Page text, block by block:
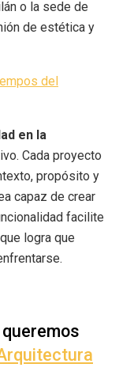
o la sede de
de estética y
del
en la
Cada proyecto
propósito y
capaz de crear
facilite
logra que